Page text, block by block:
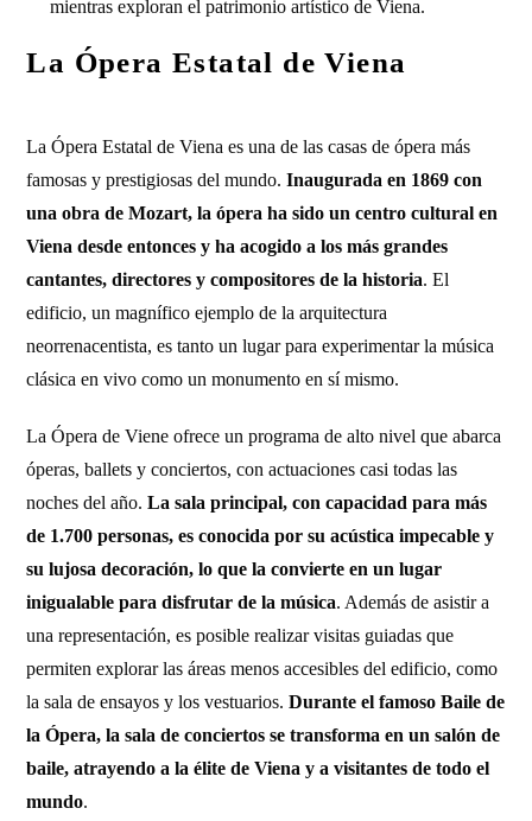
mientras exploran el patrimonio artístico de Viena.
La Ópera Estatal de Viena
La Ópera Estatal de Viena es una de las casas de ópera más
famosas y prestigiosas del mundo.Inaugurada en 1869 con
una obra de Mozart, la ópera ha sido un centro cultural en
Viena desde entonces y ha acogido a los más grandes
cantantes, directores y compositores de la historia. El
edificio, un magnífico ejemplo de la arquitectura
neorrenacentista, es tanto un lugar para experimentar la música
clásica en vivo como un monumento en sí mismo.
La Ópera de Viene ofrece un programa de alto nivel que abarca
óperas, ballets y conciertos, con actuaciones casi todas las
noches del año.La sala principal, con capacidad para más
de 1.700 personas, es conocida por su acústica impecable y
su lujosa decoración, lo que la convierte en un lugar
inigualable para disfrutar de la música. Además de asistir a
una representación, es posible realizar visitas guiadas que
permiten explorar las áreas menos accesibles del edificio, como
la sala de ensayos y los vestuarios.Durante el famoso Baile de
la Ópera, la sala de conciertos se transforma en un salón de
baile, atrayendo a la élite de Viena y a visitantes de todo el
mundo.